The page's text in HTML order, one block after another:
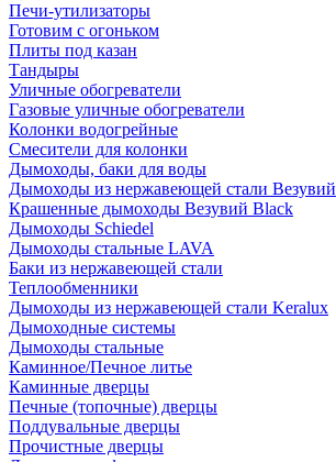
Печи-утилизаторы
Готовим с огоньком
Плиты под казан
Тандыры
Уличные обогреватели
Газовые уличные обогреватели
Колонки водогрейные
Смесители для колонки
Дымоходы, баки для воды
Дымоходы из нержавеющей стали Везувий
Крашенные дымоходы Везувий Black
Дымоходы Schiedel
Дымоходы стальные LAVA
Баки из нержавеющей стали
Теплообменники
Дымоходы из нержавеющей стали Keralux
Дымоходные системы
Дымоходы стальные
Каминное/Печное литье
Каминные дверцы
Печные (топочные) дверцы
Поддувальные дверцы
Прочистные дверцы